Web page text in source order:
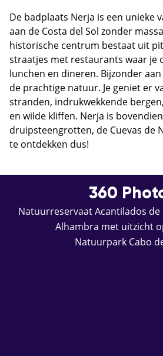
De badplaats Nerja is een unieke
aan de Costa del Sol zonder
historische centrum bestaat uit
straatjes met restaurants waar je
lunchen en dineren. Bijzonder
de prachtige natuur. Je geniet er
stranden, indrukwekkende
en wilde kliffen. Nerja is
druipsteengrotten, de Cuevas de
te ontdekken dus!
360
Natuurreservaat Acantilados
Alhambra met uitzicht
Natuurpark Cabo